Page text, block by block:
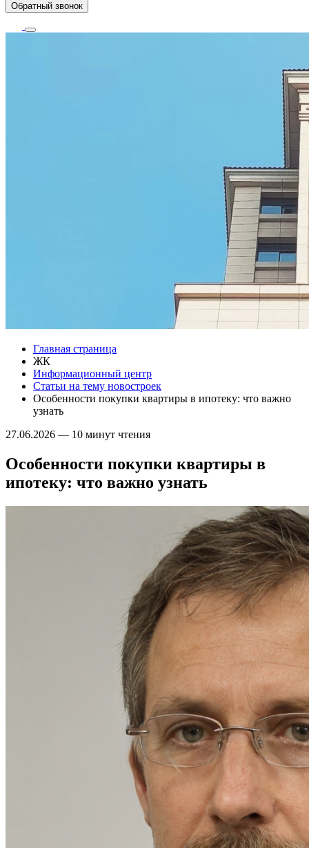
Обратный звонок
Главная страница
ЖК
Информационный центр
Статьи на тему новостроек
Особенности покупки квартиры в ипотеку: что важно
узнать
27.06.2026 — 10 минут чтения
Особенности покупки квартиры в
ипотеку: что важно узнать